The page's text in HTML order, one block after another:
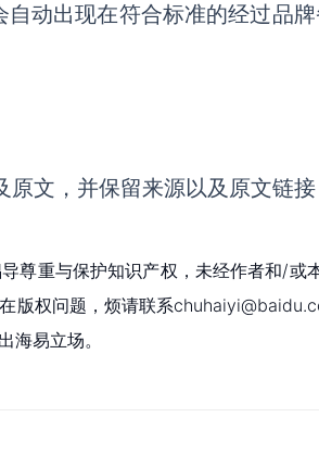
动出现在符合标准的经过品
文，并保留来源以及原文链
尊重与保护知识产权，未经作者和/或
版权问题，烦请联系
海易立场。